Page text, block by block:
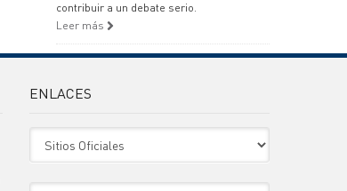
contribuir a un debate serio.
Leer más
ENLACES